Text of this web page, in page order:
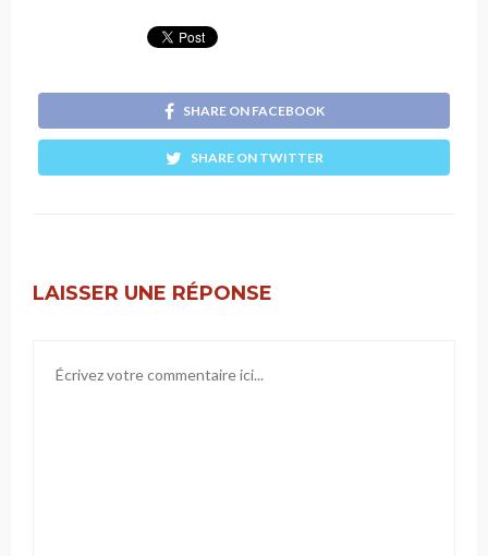
SHARE ON FACEBOOK
SHARE ON TWITTER
LAISSER UNE RÉPONSE